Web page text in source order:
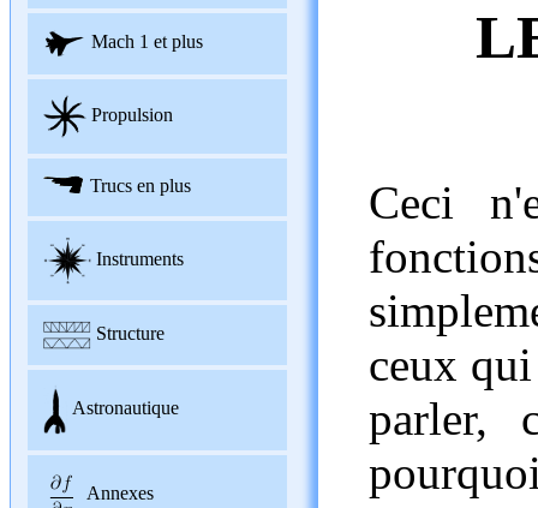
Mach 1 et plus
Propulsion
Trucs en plus
Instruments
Structure
Astronautique
Annexes
Ceci
ceux
parler,